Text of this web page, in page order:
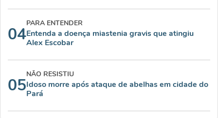
04
PARA ENTENDER
Entenda a doença miastenia gravis que atingiu
Alex Escobar
05
NÃO RESISTIU
Idoso morre após ataque de abelhas em cidade do
Pará